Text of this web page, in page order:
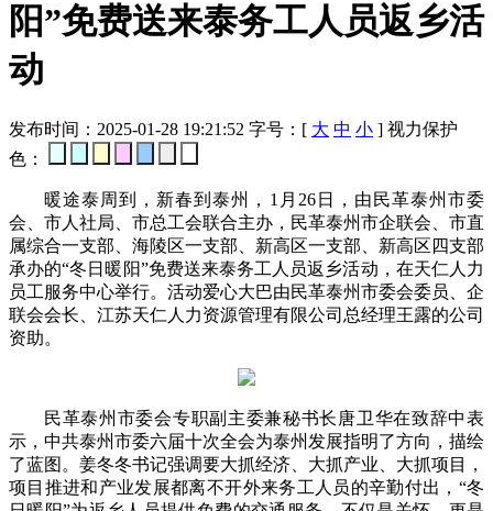
阳”免费送来泰务工人员返乡活
动
发布时间：2025-01-28 19:21:52 字号：[ 大 中 小 ] 视力保护
色：
暖途泰周到，新春到泰州，1月26日，由民革泰州市委
会、市人社局、市总工会联合主办，民革泰州市企联会、市直
属综合一支部、海陵区一支部、新高区一支部、新高区四支部
承办的“冬日暖阳”免费送来泰务工人员返乡活动，在天仁人力
员工服务中心举行。活动爱心大巴由民革泰州市委会委员、企
联会会长、江苏天仁人力资源管理有限公司总经理王露的公司
资助。
民革泰州市委会专职副主委兼秘书长唐卫华在致辞中表
示，中共泰州市委六届十次全会为泰州发展指明了方向，描绘
了蓝图。姜冬冬书记强调要大抓经济、大抓产业、大抓项目，
项目推进和产业发展都离不开外来务工人员的辛勤付出，“冬